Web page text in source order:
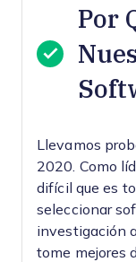
Por
Llevamos
2020. Como
difícil que es
seleccionar
investigación
tome mejores